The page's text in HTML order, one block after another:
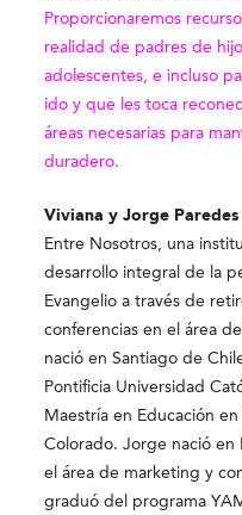
Proporcionaremos
realidad de padres de
adolescentes, e incluso
ido y que les toca
áreas necesarias para
duradero.
Viviana y Jorge
Entre Nosotros, una
desarrollo integral de la
Evangelio a través de
conferencias en el área
nació en Santiago de
Pontificia Universidad
Maestría en Educación
Colorado. Jorge nació en
el área de marketing y
graduó del programa